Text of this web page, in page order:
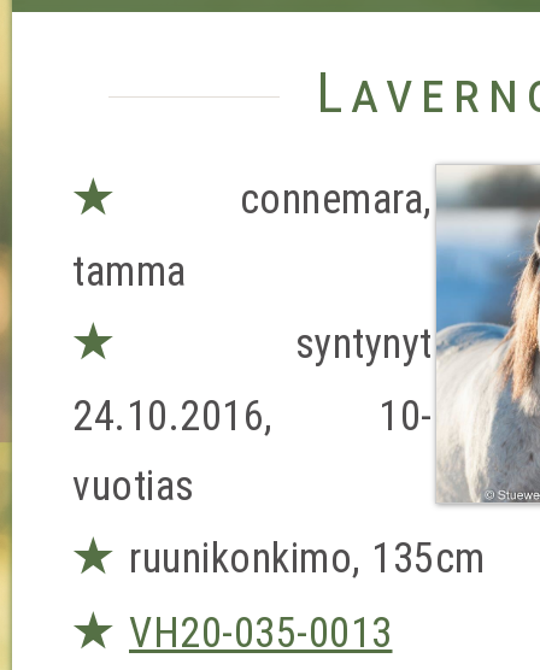
★
connemara,
tamma
★
syntynyt
24.10.2016, 10-
vuotias
★ ruunikonkimo, 135cm
★ VH20-035-0013